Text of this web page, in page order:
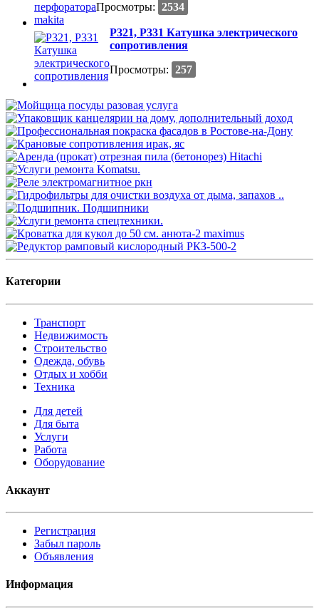
Просмотры: 2534
Р321, Р331 Катушка электрического
сопротивления
Просмотры: 257
Категории
Транспорт
Недвижимость
Строительство
Одежда, обувь
Отдых и хобби
Техника
Для детей
Для быта
Услуги
Работа
Оборудование
Аккаунт
Регистрация
Забыл пароль
Объявления
Информация